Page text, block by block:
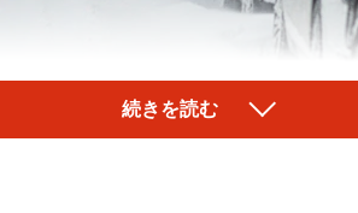
イメージ写真（poloska25/adobe.stock.com）
続きを読む